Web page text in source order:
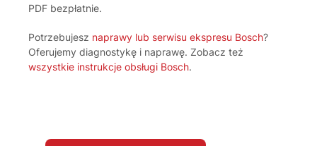
PDF bezpłatnie.
Potrzebujesz naprawy lub serwisu ekspresu Bosch?
Oferujemy diagnostykę i naprawę. Zobacz też
wszystkie instrukcje obsługi Bosch.